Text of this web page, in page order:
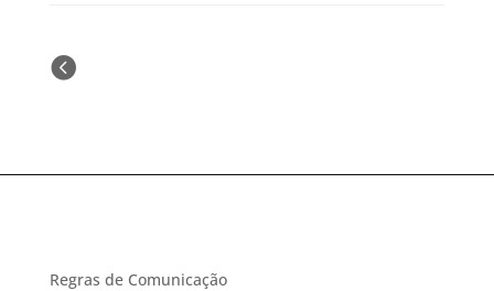
« Older Entries
Regras de Comunicação